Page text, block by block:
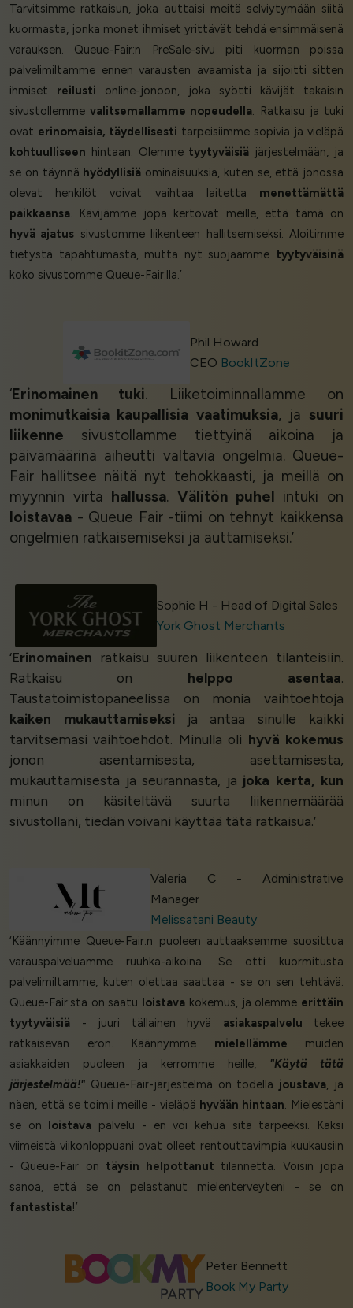
Tarvitsimme ratkaisun, joka auttaisi meitä selviytymään siitä
kuormasta, jonka monet ihmiset yrittävät tehdä ensimmäisenä
varauksen. Queue-Fair:n PreSale-sivu piti kuorman poissa
palvelimiltamme ennen varausten avaamista ja sijoitti sitten
ihmiset reilusti online-jonoon, joka syötti kävijät takaisin
sivustollemmevalitsemallamme nopeudella. Ratkaisu ja tuki
ovat erinomaisia, täydellisesti tarpeisiimme sopivia ja vieläpä
kohtuulliseen hintaan. Olemme tyytyväisiä järjestelmään, ja
se on täynnä hyödyllisiä ominaisuuksia, kuten se, että jonossa
olevat henkilöt voivat vaihtaa laitetta menettämättä
paikkaansa. Kävijämme jopa kertovat meille, että tämä on
hyvä ajatus sivustomme liikenteen hallitsemiseksi. Aloitimme
tietystä tapahtumasta, mutta nyt suojaamme tyytyväisinä
koko sivustomme Queue-Fair:lla.’
Phil Howard
CEO BookItZone
‘Erinomainen tuki. Liiketoiminnallamme on
monimutkaisia kaupallisia vaatimuksia, ja suuri
liikenne sivustollamme tiettyinä aikoina ja
päivämäärinä aiheutti valtavia ongelmia. Queue-
Fair hallitsee näitä nyt tehokkaasti, ja meillä on
myynnin virta hallussa.Välitön puhel intuki on
loistavaa - Queue Fair -tiimi on tehnyt kaikkensa
ongelmien ratkaisemiseksi ja auttamiseksi.’
Sophie H - Head of Digital Sales
York Ghost Merchants
‘Erinomainen ratkaisu suuren liikenteen tilanteisiin.
Ratkaisu on helppo asentaa.
Taustatoimistopaneelissa on monia vaihtoehtoja
kaiken mukauttamiseksija antaa sinulle kaikki
tarvitsemasi vaihtoehdot. Minulla oli hyvä kokemus
jonon asentamisesta, asettamisesta,
mukauttamisesta ja seurannasta, ja joka kerta, kun
minun on käsiteltävä suurta liikennemäärää
sivustollani, tiedän voivani käyttää tätä ratkaisua.’
Valeria C - Administrative
Manager
Melissatani Beauty
‘Käännyimme Queue-Fair:n puoleen auttaaksemme suosittua
varauspalveluamme ruuhka-aikoina. Se otti kuormitusta
palvelimiltamme, kuten olettaa saattaa - se on sen tehtävä.
Queue-Fair:sta on saatu
loistava kokemus, ja olemme erittäin
tyytyväisiä - juuri tällainen hyvä asiakaspalvelu tekee
ratkaisevan eron. Käännymme mielellämme muiden
asiakkaiden puoleen ja kerromme heille, "Käytä tätä
järjestelmää!" Queue-Fair-järjestelmä on todella joustava, ja
näen, että se toimii meille - vieläpä hyvään hintaan. Mielestäni
se on
loistava palvelu - en voi kehua sitä tarpeeksi. Kaksi
viimeistä viikonloppuani ovat olleet rentouttavimpia kuukausiin
- Queue-Fair on täysin helpottanut tilannetta. Voisin jopa
sanoa, että se on pelastanut mielenterveyteni - se on
fantastista!’
Peter Bennett
Book My Party